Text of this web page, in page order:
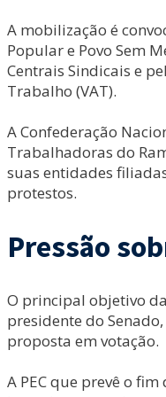
A mobilização é
Popular e Povo Sem
Centrais Sindicais e
Trabalho (VAT).
A Confederação
Trabalhadoras do
suas entidades
protestos.
Pressão
O principal objetivo
presidente do
proposta em votação.
A PEC que prevê o